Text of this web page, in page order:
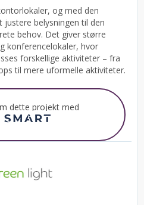
og med den
belysningen til den
behov. Det giver større
konferencelokaler, hvor
forskellige aktiviteter – fra
til mere uformelle aktiviteter.
dette projekt med